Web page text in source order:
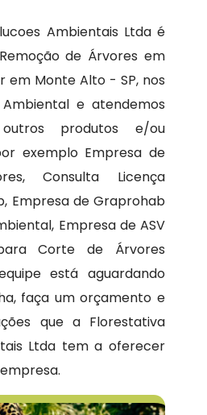
Ambientais Ltda é
de Árvores em
em Monte Alto - SP, nos
e atendemos
produtos e/ou
exemplo Empresa de
Consulta Licença
Empresa de Graprohab
Empresa de ASV
Corte de Árvores
está aguardando
faça um orçamento e
que a Florestativa
Ltda tem a oferecer